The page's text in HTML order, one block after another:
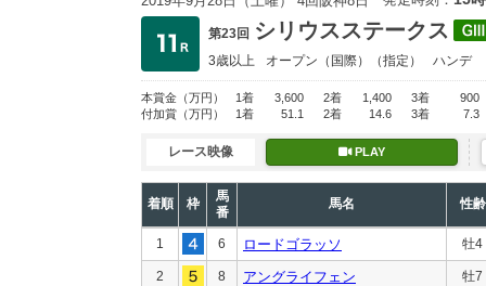
第23回 シリウスステークス
3歳以上 オープン （国際）（指定） ハンデ
本賞金 （万円） 1着 3,600 2着 1,400 3着
900
付加賞 （万円） 1着 51.1 2着 14.6 3着 7.3
レース映像 PLAY
着順 枠
馬
番
馬名 性齢
1 6 ロードゴラッソ 牡4
2 8 アングライフェン 牡7